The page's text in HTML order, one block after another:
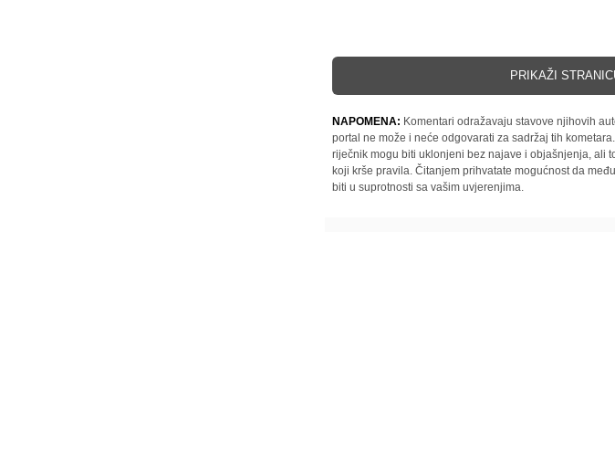
PRIKAŽI
NAPOMENA: Komentari odražavaju stavove njihovih
portal ne može i neće odgovarati za sadržaj tih
riječnik mogu biti uklonjeni bez najave i objašnjenja, ali
koji krše pravila. Čitanjem prihvatate mogućnost da
biti u suprotnosti sa vašim uvjerenjima.